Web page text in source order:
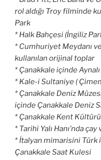
rol aldığı Troy filminde
Park
* Halk Bahçesi (İngiliz
* Cumhuriyet Meydanı
kullanılan orijinal toplar
* Çanakkaleiçinde Aynalı
* Kale-i Sultaniye (
* Çanakkale Deniz
içinde Çanakkale Deniz
* Çanakkale Kent
* Tarihi Yalı Hanı’nda
* İtalyan mimarisini
Çanakkale Saat Kulesi